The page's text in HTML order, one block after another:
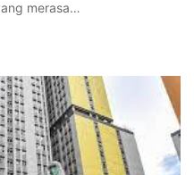
merasa…